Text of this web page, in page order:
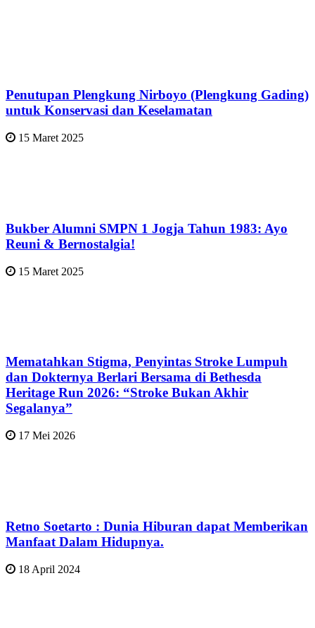
Penutupan Plengkung Nirboyo (Plengkung Gading)
untuk Konservasi dan Keselamatan
15 Maret 2025
Bukber Alumni SMPN 1 Jogja Tahun 1983: Ayo
Reuni & Bernostalgia!
15 Maret 2025
Mematahkan Stigma, Penyintas Stroke Lumpuh
dan Dokternya Berlari Bersama di Bethesda
Heritage Run 2026: “Stroke Bukan Akhir
Segalanya”
17 Mei 2026
Retno Soetarto : Dunia Hiburan dapat Memberikan
Manfaat Dalam Hidupnya.
18 April 2024